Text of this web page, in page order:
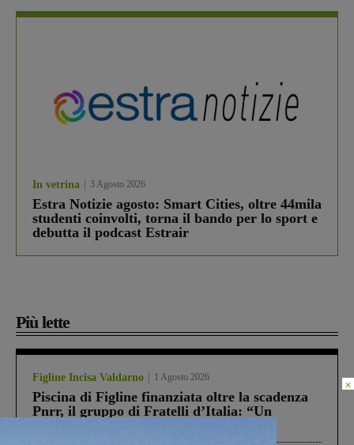
In vetrina 3 Agosto 2026
Estra Notizie agosto: Smart Cities, oltre 44mila
studenti coinvolti, torna il bando per lo sport e
debutta il podcast Estrair
Più lette
Figline Incisa Valdarno 1 Agosto 2026
Piscina di Figline finanziata oltre la scadenza
Pnrr, il gruppo di Fratelli d’Italia: “Un
×